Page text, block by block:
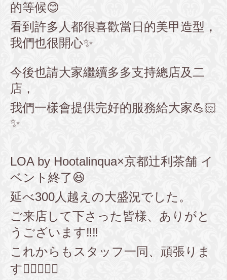
的等候😊
看到許多人都很喜歡當日的美甲造型，
我們也很開心✨
今後也請大家繼續多多支持總店及二
店，
我們一樣會提供完好的服務給大家💪🏻
✨
LOA by Hootalinqua×京都辻利茶舗 イ
ベント終了😆
延べ300人越えの大盛況でした。
ご来店して下さった皆様、ありがと
うございます‼️‼️
これからもスタッフ一同、頑張りま
す💇‍♂️💇🏼‍♀️